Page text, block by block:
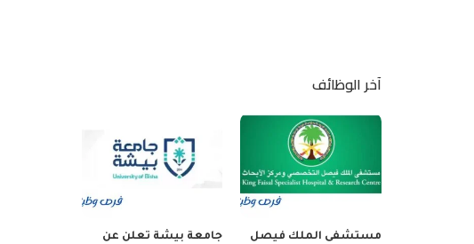
آخر الوظائف
مستشفى الملك فيصل
جامعة بيشة تعلن عن